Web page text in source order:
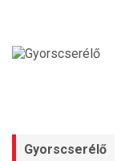
Gyorscserélő